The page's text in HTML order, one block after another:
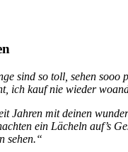
sind so toll, sehen sooo
ich kauf nie wieder
Jahren mit deinen
ein Lächeln auf’s
sehen.“